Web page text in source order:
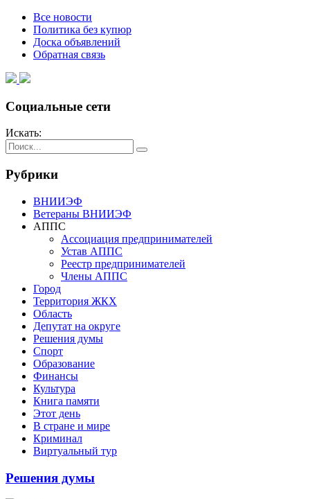
Все новости
Политика без купюр
Доска объявлений
Обратная связь
Социальные сети
Искать:
Рубрики
ВНИИЭФ
Ветераны ВНИИЭФ
АППС
Ассоциация предпринимателей
Устав АППС
Реестр предпринимателей
Члены АППС
Город
Территория ЖКХ
Область
Депутат на округе
Решения думы
Спорт
Образование
Финансы
Культура
Книга памяти
Этот день
В стране и мире
Криминал
Виртуальный тур
Решения думы